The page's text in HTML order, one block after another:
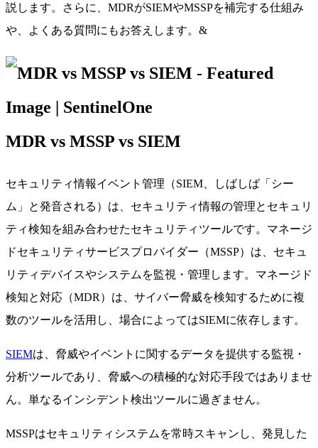
説します。さらに、MDRがSIEMやMSSPを補完する仕組み
や、よくある質問にもお答えします。&
MDR vs MSSP vs SIEM
セキュリティ情報イベント管理（SIEM、しばしば「シー
ム」と発音される）は、セキュリティ情報の管理とセキュリ
ティ検知を組み合わせたセキュリティツールです。マネージ
ドセキュリティサービスプロバイダー（MSSP）は、セキュ
リティデバイスやシステムを監視・管理します。マネージド
検知と対応（MDR）は、サイバー脅威を検知するために複
数のツールを活用し、場合によってはSIEMに依存します。
SIEMは、脅威やイベントに関するデータを提供する監視・
分析ツールであり、脅威への積極的な対応手段ではありませ
ん。単なるインシデント検出ツールに過ぎません。
MSSPはセキュリティシステムを常時スキャンし、発見した